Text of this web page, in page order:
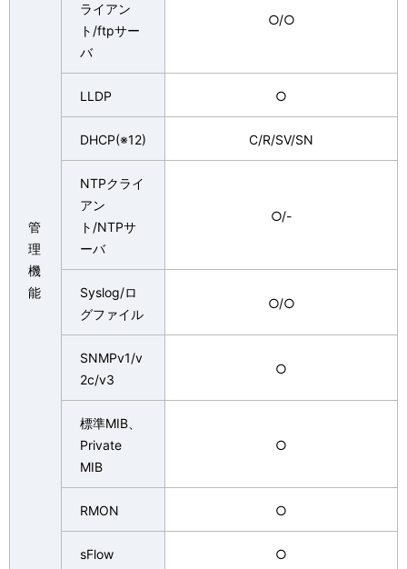
管
理
機
能
ライアン
ト/ftpサー
バ
○/○
LLDP ○
DHCP(※12) C/R/SV/SN
NTPクライ
アン
ト/NTPサ
ーバ
○/-
Syslog/ロ
グファイル
○/○
SNMPv1/v
2c/v3
○
標準MIB、
Private
MIB
○
RMON ○
sFlow ○